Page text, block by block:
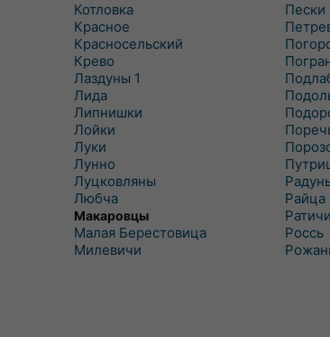
Котловка
Красное
Красносельский
Крево
Лаздуны 1
Лида
Липнишки
Лойки
Луки
Лунно
Луцковляны
Любча
Макаровцы
Малая Берестовица
Милевичи
Пески
Райца
Ратичи
Роcсь